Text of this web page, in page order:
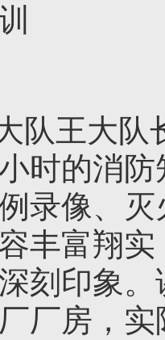
队王大队
时的消
录像、
丰富翔
刻印象
厂房，